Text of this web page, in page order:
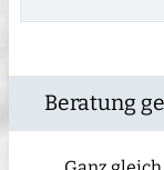
Beratung